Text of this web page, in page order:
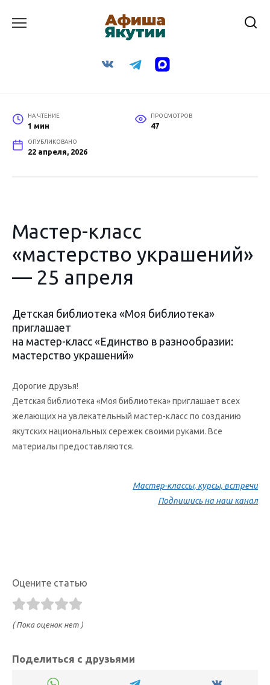
НА ЧТЕНИЕ
1 мин
ПРОСМОТРОВ
47
ОПУБЛИКОВАНО
22 апреля, 2026
Мастер-класс
«мастерство украшений»
— 25 апреля
Детская библиотека «Моя библиотека»
приглашает
на мастер-класс «Единство в разнообразии:
мастерство украшений»
Дорогие друзья!
Детская библиотека «Моя библиотека» приглашает всех
желающих на увлекательный мастер-класс по созданию
якутских национальных сережек своими руками. Все
материалы предоставляются.
Мастер-классы, курсы, встречи
Подпишись на наш канал
Оцените статью
( Пока оценок нет )
Поделиться с друзьями